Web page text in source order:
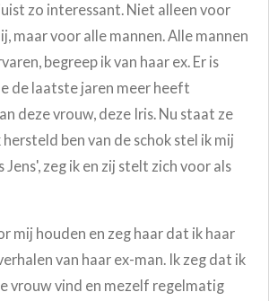
zo interessant. Niet alleen voor
maar voor alle mannen. Alle mannen
begreep ik van haar ex. Er is
de laatste jaren meer heeft
deze vrouw, deze Iris. Nu staat ze
ben van de schok stel ik mij
Jens', zeg ik en zij stelt zich voor als
mij houden en zeg haar dat ik haar
van haar ex-man. Ik zeg dat ik
vrouw vind en mezelf regelmatig